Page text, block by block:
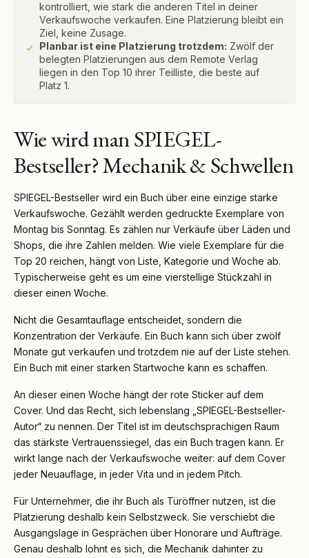
kontrolliert, wie stark die anderen Titel in deiner
Verkaufswoche verkaufen. Eine Platzierung bleibt ein
Ziel, keine Zusage.
Planbar ist eine Platzierung trotzdem: Zwölf der
belegten Platzierungen aus dem Remote Verlag
liegen in den Top 10 ihrer Teilliste, die beste auf
Platz 1.
Wie wird man SPIEGEL-
Bestseller? Mechanik & Schwellen
SPIEGEL-Bestseller wird ein Buch über eine einzige starke
Verkaufswoche. Gezählt werden gedruckte Exemplare von
Montag bis Sonntag. Es zählen nur Verkäufe über Läden und
Shops, die ihre Zahlen melden. Wie viele Exemplare für die
Top 20 reichen, hängt von Liste, Kategorie und Woche ab.
Typischerweise geht es um eine vierstellige Stückzahl in
dieser einen Woche.
Nicht die Gesamtauflage entscheidet, sondern die
Konzentration der Verkäufe. Ein Buch kann sich über zwölf
Monate gut verkaufen und trotzdem nie auf der Liste stehen.
Ein Buch mit einer starken Startwoche kann es schaffen.
An dieser einen Woche hängt der rote Sticker auf dem
Cover. Und das Recht, sich lebenslang „SPIEGEL-Bestseller-
Autor“ zu nennen. Der Titel ist im deutschsprachigen Raum
das stärkste Vertrauenssiegel, das ein Buch tragen kann. Er
wirkt lange nach der Verkaufswoche weiter: auf dem Cover
jeder Neuauflage, in jeder Vita und in jedem Pitch.
Für Unternehmer, die ihr Buch als Türöffner nutzen, ist die
Platzierung deshalb kein Selbstzweck. Sie verschiebt die
Ausgangslage in Gesprächen über Honorare und Aufträge.
Genau deshalb lohnt es sich, die Mechanik dahinter zu